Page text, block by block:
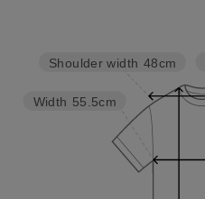
Width 55.5cm
Shoulder width 48cm